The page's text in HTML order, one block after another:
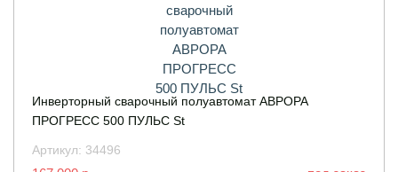
Инверторный сварочный полуавтомат АВРОРА
ПРОГРЕСС 500 ПУЛЬС St
Артикул: 34496